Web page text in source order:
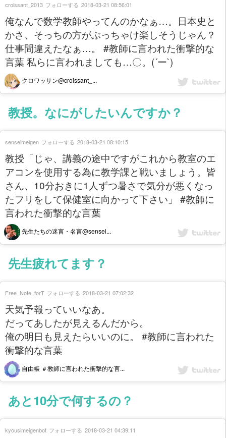
俺なんで数学教師やってんのかなぁ…。日本史と
かさ、そっちの方がぶっちゃけ楽しそうじゃん？
仕事間違えたなぁ…。 #教師に言われた衝撃的な
言葉 私らに言われましても…〇。(´ー`)
クロワッサン@croissant_...
croissant_2013 フォローする 2018-03-21 08:56:01
教授。なにがしたいんですか？
教授「じゃ、講義の途中ですがこれから教室のエ
アコンを使用する為に教学課と戦いましょう。皆
さん、10分おきに1人ずつ暑さで気分が悪くなっ
たフリをして保健室に向かって下さい」 #教師に
言われた衝撃的な言葉
先生たちの迷言・名言@sensei...
senseimeigen フォローする 2018-03-21 08:10:15
先生疲れてます？
天気予報っていいなあ。
だってあしたが見えるんだから。
俺の明日も見えたらいいのに。 #教師に言われた
衝撃的な言葉
自由帳 ＃教師に言われた衝撃的な言...
Free_Note_forT フォローする 2018-03-21 07:02:32
あと10分で何するの？
kyousimeigenbot フォローする 2018-03-21 04:39:11